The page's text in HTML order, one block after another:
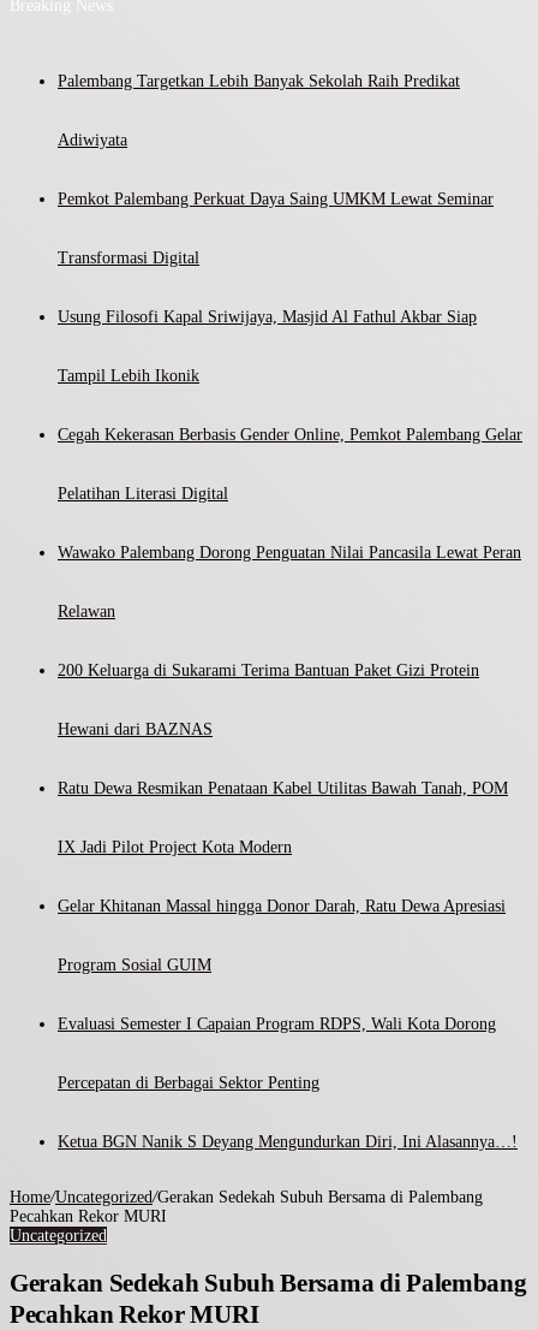
Breaking News
Palembang Targetkan Lebih Banyak Sekolah Raih Predikat
Adiwiyata
Pemkot Palembang Perkuat Daya Saing UMKM Lewat Seminar
Transformasi Digital
Usung Filosofi Kapal Sriwijaya, Masjid Al Fathul Akbar Siap
Tampil Lebih Ikonik
Cegah Kekerasan Berbasis Gender Online, Pemkot Palembang Gelar
Pelatihan Literasi Digital
Wawako Palembang Dorong Penguatan Nilai Pancasila Lewat Peran
Relawan
200 Keluarga di Sukarami Terima Bantuan Paket Gizi Protein
Hewani dari BAZNAS
Ratu Dewa Resmikan Penataan Kabel Utilitas Bawah Tanah, POM
IX Jadi Pilot Project Kota Modern
Gelar Khitanan Massal hingga Donor Darah, Ratu Dewa Apresiasi
Program Sosial GUIM
Evaluasi Semester I Capaian Program RDPS, Wali Kota Dorong
Percepatan di Berbagai Sektor Penting
Ketua BGN Nanik S Deyang Mengundurkan Diri, Ini Alasannya…!
Home/Uncategorized/Gerakan Sedekah Subuh Bersama di Palembang
Pecahkan Rekor MURI
Uncategorized
Gerakan Sedekah Subuh Bersama di Palembang
Pecahkan Rekor MURI